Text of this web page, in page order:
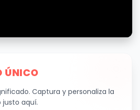
ÚNICO
Captura y personaliza la
aquí.